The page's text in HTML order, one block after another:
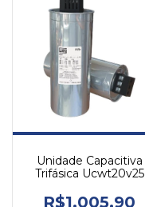
Unidade Capacitiva
Trifásica Ucwt20v25
R$1.005,90